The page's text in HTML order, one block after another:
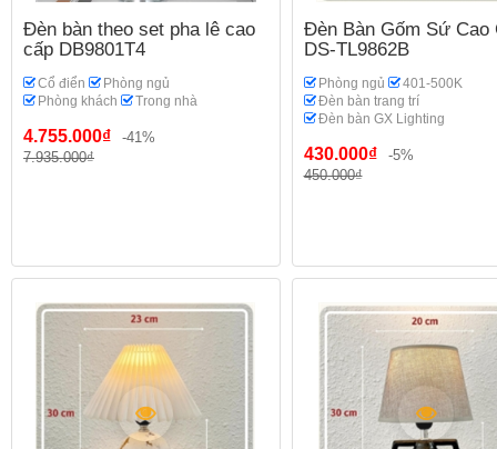
Đèn bàn theo set pha lê cao
cấp DB9801T4
Cổ điển
Phòng ngủ
Phòng khách
Trong nhà
4.755.000₫
-41%
7.935.000₫
Đèn Bàn Gốm Sứ Cao
DS-TL9862B
Phòng ngủ
401-500K
Đèn bàn trang trí
Đèn bàn GX Lighting
430.000₫
-5%
450.000₫